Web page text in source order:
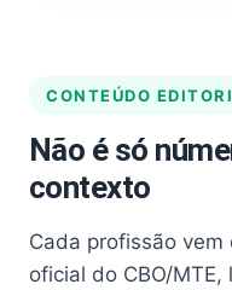
CONTEÚDO
Não é só
contexto
Cada profissão
oficial do CBO/